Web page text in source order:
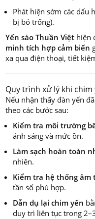
Phát hiện sớm các dấu
bị bỏ trống).
Yến sào Thuần Việt hiện
minh tích hợp cảm biến
xa qua điện thoại, tiết
Quy trình xử lý khi chim
Nếu nhận thấy đàn yến
theo các bước sau:
Kiểm tra môi trường
ánh sáng và mức ồn.
Làm sạch hoàn toàn
nhiên.
Kiểm tra hệ thống âm
tần số phù hợp.
Dẫn dụ lại chim yến
duy trì liên tục trong